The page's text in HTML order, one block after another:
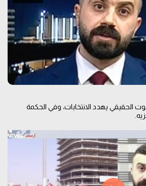
الحقيقي يهدد الانتخابات، وفي الحكمة